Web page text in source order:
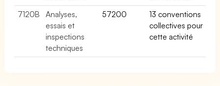
7120B
Analyses,
essais et
inspections
techniques
57200
13 conventions
collectives pour
cette activité